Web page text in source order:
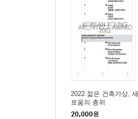
2022 젊은 건축가상, 새
로움의 층위
20,000원